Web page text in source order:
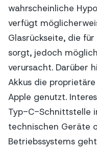
wahrscheinliche
verfügt
Glasrückseite, die
sorgt, jedoch
verursacht. Darüber
Akkus die
Apple genutzt.
Typ-C-Schnittstelle
technischen Geräte
Betriebssystems